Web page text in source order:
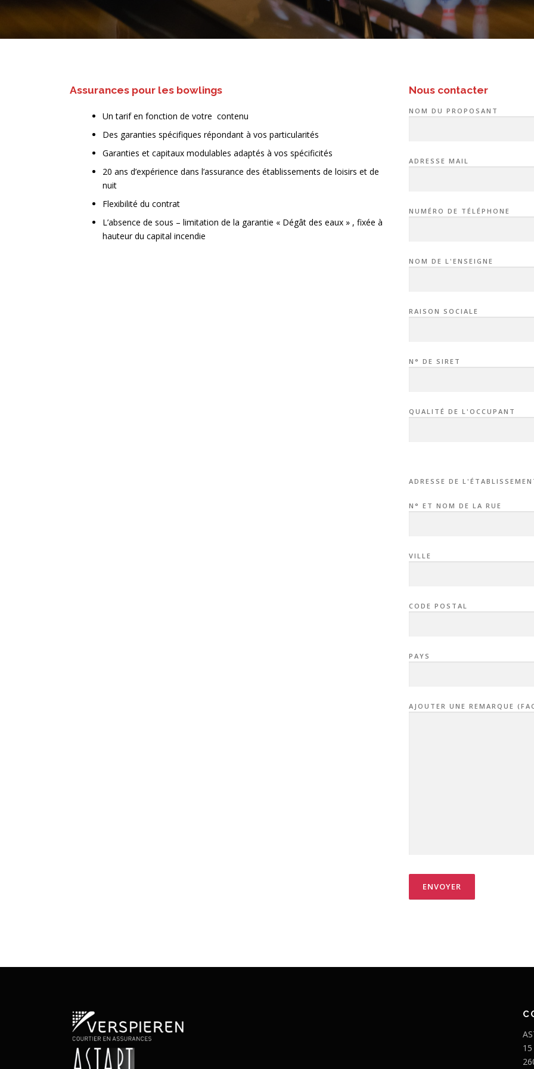
Assurances pour les bowlings
Un tarif en fonction de votre contenu
Des garanties spécifiques répondant à vos particularités
Garanties et capitaux modulables adaptés à vos spécificités
20 ans d’expérience dans l’assurance des établissements de loisirs et de
nuit
Flexibilité du contrat
L’absence de sous – limitation de la garantie « Dégât des eaux » , fixée à
hauteur du capital incendie
Nous contacter
NOM DU PROPOSANT
ADRESSE MAIL
NUMÉRO DE TÉLÉPHONE
NOM DE L'ENSEIGNE
RAISON SOCIALE
N° DE SIRET
QUALITÉ DE L'OCCUPANT
ADRESSE DE
N° ET NOM DE LA RUE
VILLE
CODE POSTAL
PAYS
AJOUTER UNE REMARQUE